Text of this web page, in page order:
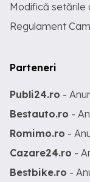
Modifică
Regulament
Parteneri
Publi24.ro -
Bestauto.ro -
Romimo.ro -
Cazare24.ro -
Bestbike.ro -